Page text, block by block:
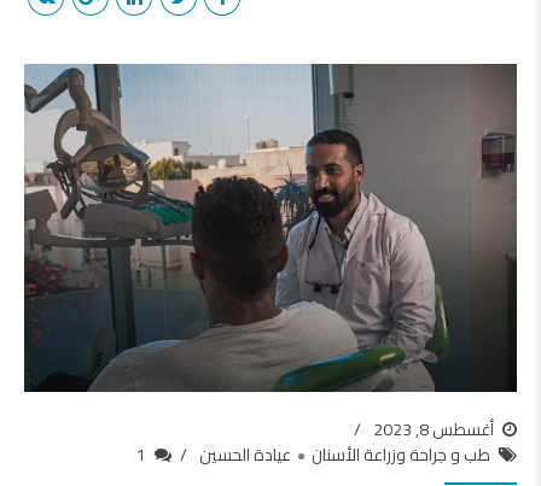
أغسطس 8, 2023
طب و جراحة وزراعة الأسنان
عيادة الحسين 1